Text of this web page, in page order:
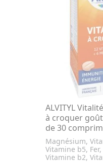
ALVITYL
à croquer
de 30
Magnésium,
Vitamine b5,
Vitamine b2,